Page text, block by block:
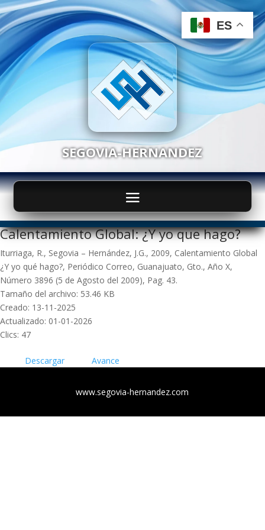
SEGOVIA-HERNANDEZ
Calentamiento Global: ¿Y yo que hago?
Iturriaga, R., Segovia – Hernández, J.G., 2009, Calentamiento Global
¿Y yo qué hago?, Periódico Correo, Guanajuato, Gto., Año X,
Número 3896 (5 de Agosto del 2009), Pag. 43.
Tamaño del archivo: 53.46 KB
Creado: 13-11-2025
Actualizado: 01-01-2026
Clics: 47
Descargar Avance
www.segovia-hernandez.com
ES
ES